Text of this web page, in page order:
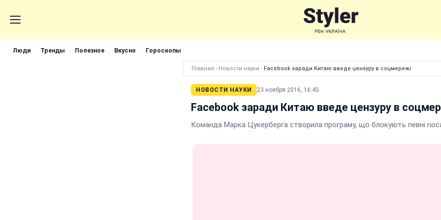
Люди Тренды Полезное Вкусно Гороскопы
Главная › Новости науки › Facebook заради Китаю введе цензуру в соцмережі
НОВОСТИ НАУКИ 23 ноября 2016, 16:45
Facebook заради Китаю введе цензуру в
Команда Марка Цукерберга створила програму, що блокують певні